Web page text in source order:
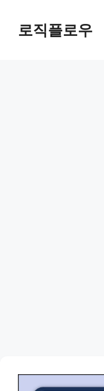
content로직플로우